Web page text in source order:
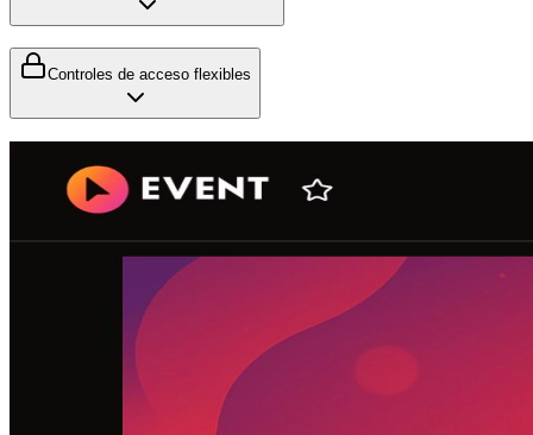
Controles de acceso flexibles